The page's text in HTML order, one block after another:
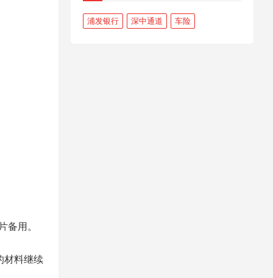
备用。
材料继续
浦发银行 深中通道 车险